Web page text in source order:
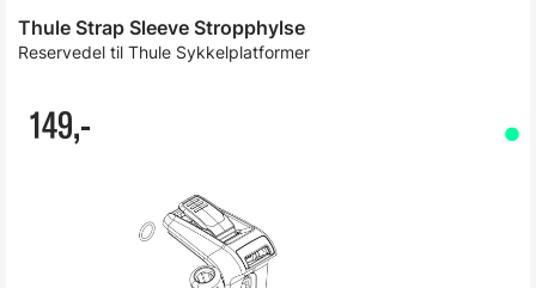
Thule Strap Sleeve Stropphylse
Reservedel til Thule Sykkelplatformer
149,-